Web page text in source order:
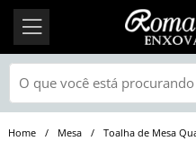
Mesa Toalha de Mesa